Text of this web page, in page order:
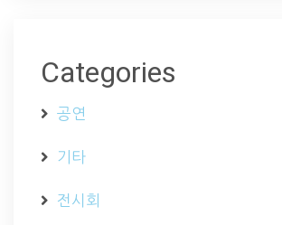
Categories
공연
기타
전시회